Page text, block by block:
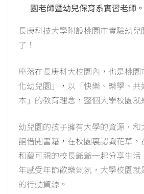
園老師暨幼兒保育系實習老師
長庚科技大學附設桃園市實驗幼
了！
座落在長庚科大校園內，也是桃
化幼兒園」，以「快樂、樂學、共
本」的教育理念，整個大學校園就
幼兒園的孩子擁有大學的資源，
館借閱書籍，在校園裏認識花草
和藹可親的校長爺爺一起分享生
年感受年節歡樂氣氛，大學校園
的行動資源。